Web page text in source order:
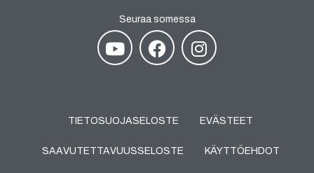
Seuraa somessa
TIETOSUOJASELOSTE EVÄSTEET
SAAVUTETTAVUUSSELOSTE KÄYTTÖEHDOT